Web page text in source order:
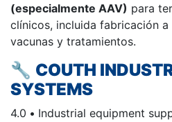
(especialmente AAV) para
clínicos, incluida fabricación a
vacunas y tratamientos.
🔧 COUTH
SYSTEMS
4.0 • Industrial equipment